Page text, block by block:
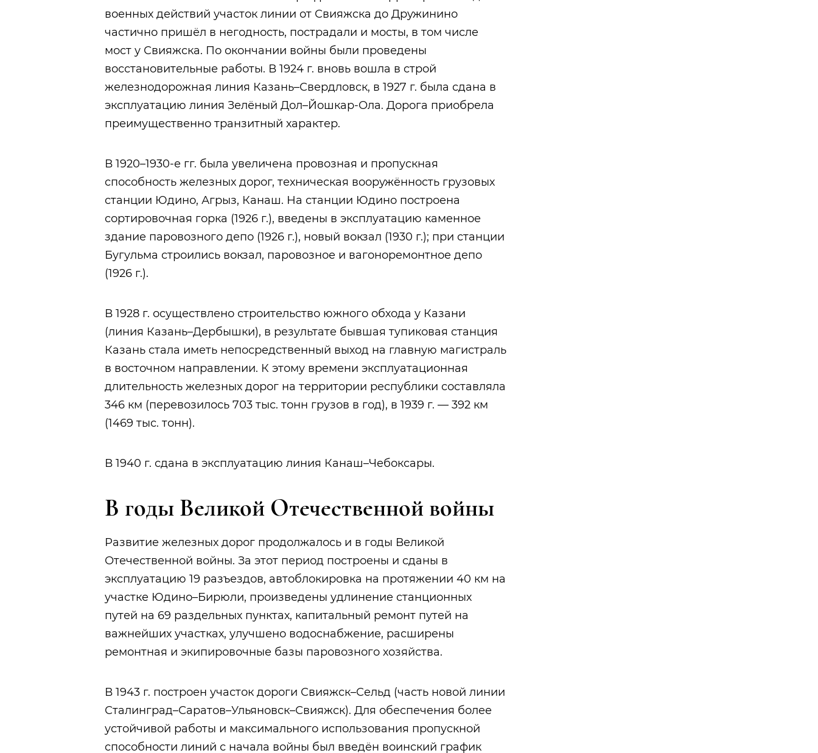
военных действий участок линии от Свияжска до Дружинино
частично пришёл в негодность, пострадали и мосты, в том числе
мост у Свияжска. По окончании войны были проведены
восстановительные работы. В 1924 г. вновь вошла в строй
железнодорожная линия Казань–Свердловск, в 1927 г. была сдана в
эксплуатацию линия Зелёный Дол–Йошкар-Ола. Дорога приобрела
преимущественно транзитный характер.
В 1920–1930-е гг. была увеличена провозная и пропускная
способность железных дорог, техническая вооружённость грузовых
станции Юдино, Агрыз, Канаш. На станции Юдино построена
сортировочная горка (1926 г.), введены в эксплуатацию каменное
здание паровозного депо (1926 г.), новый вокзал (1930 г.); при станции
Бугульма строились вокзал, паровозное и вагоноремонтное депо
(1926 г.).
В 1928 г. осуществлено строительство южного обхода у Казани
(линия Казань–Дербышки), в результате бывшая тупиковая станция
Казань стала иметь непосредственный выход на главную магистраль
в восточном направлении. К этому времени эксплуатационная
длительность железных дорог на территории республики составляла
346 км (перевозилось 703 тыс. тонн грузов в год), в 1939 г. — 392 км
(1469 тыс. тонн).
В 1940 г. сдана в эксплуатацию линия Канаш–Чебоксары.
В годы Великой Отечественной войны
Развитие железных дорог продолжалось и в годы Великой
Отечественной войны. За этот период построены и сданы в
эксплуатацию 19 разъездов, автоблокировка на протяжении 40 км на
участке Юдино–Бирюли, произведены удлинение станционных
путей на 69 раздельных пунктах, капитальный ремонт путей на
важнейших участках, улучшено водоснабжение, расширены
ремонтная и экипировочные базы паровозного хозяйства.
В 1943 г. построен участок дороги Свияжск–Сельд (часть новой линии
Сталинград–Саратов–Ульяновск–Свияжск). Для обеспечения более
устойчивой работы и максимального использования пропускной
способности линий с начала войны был введён воинский график